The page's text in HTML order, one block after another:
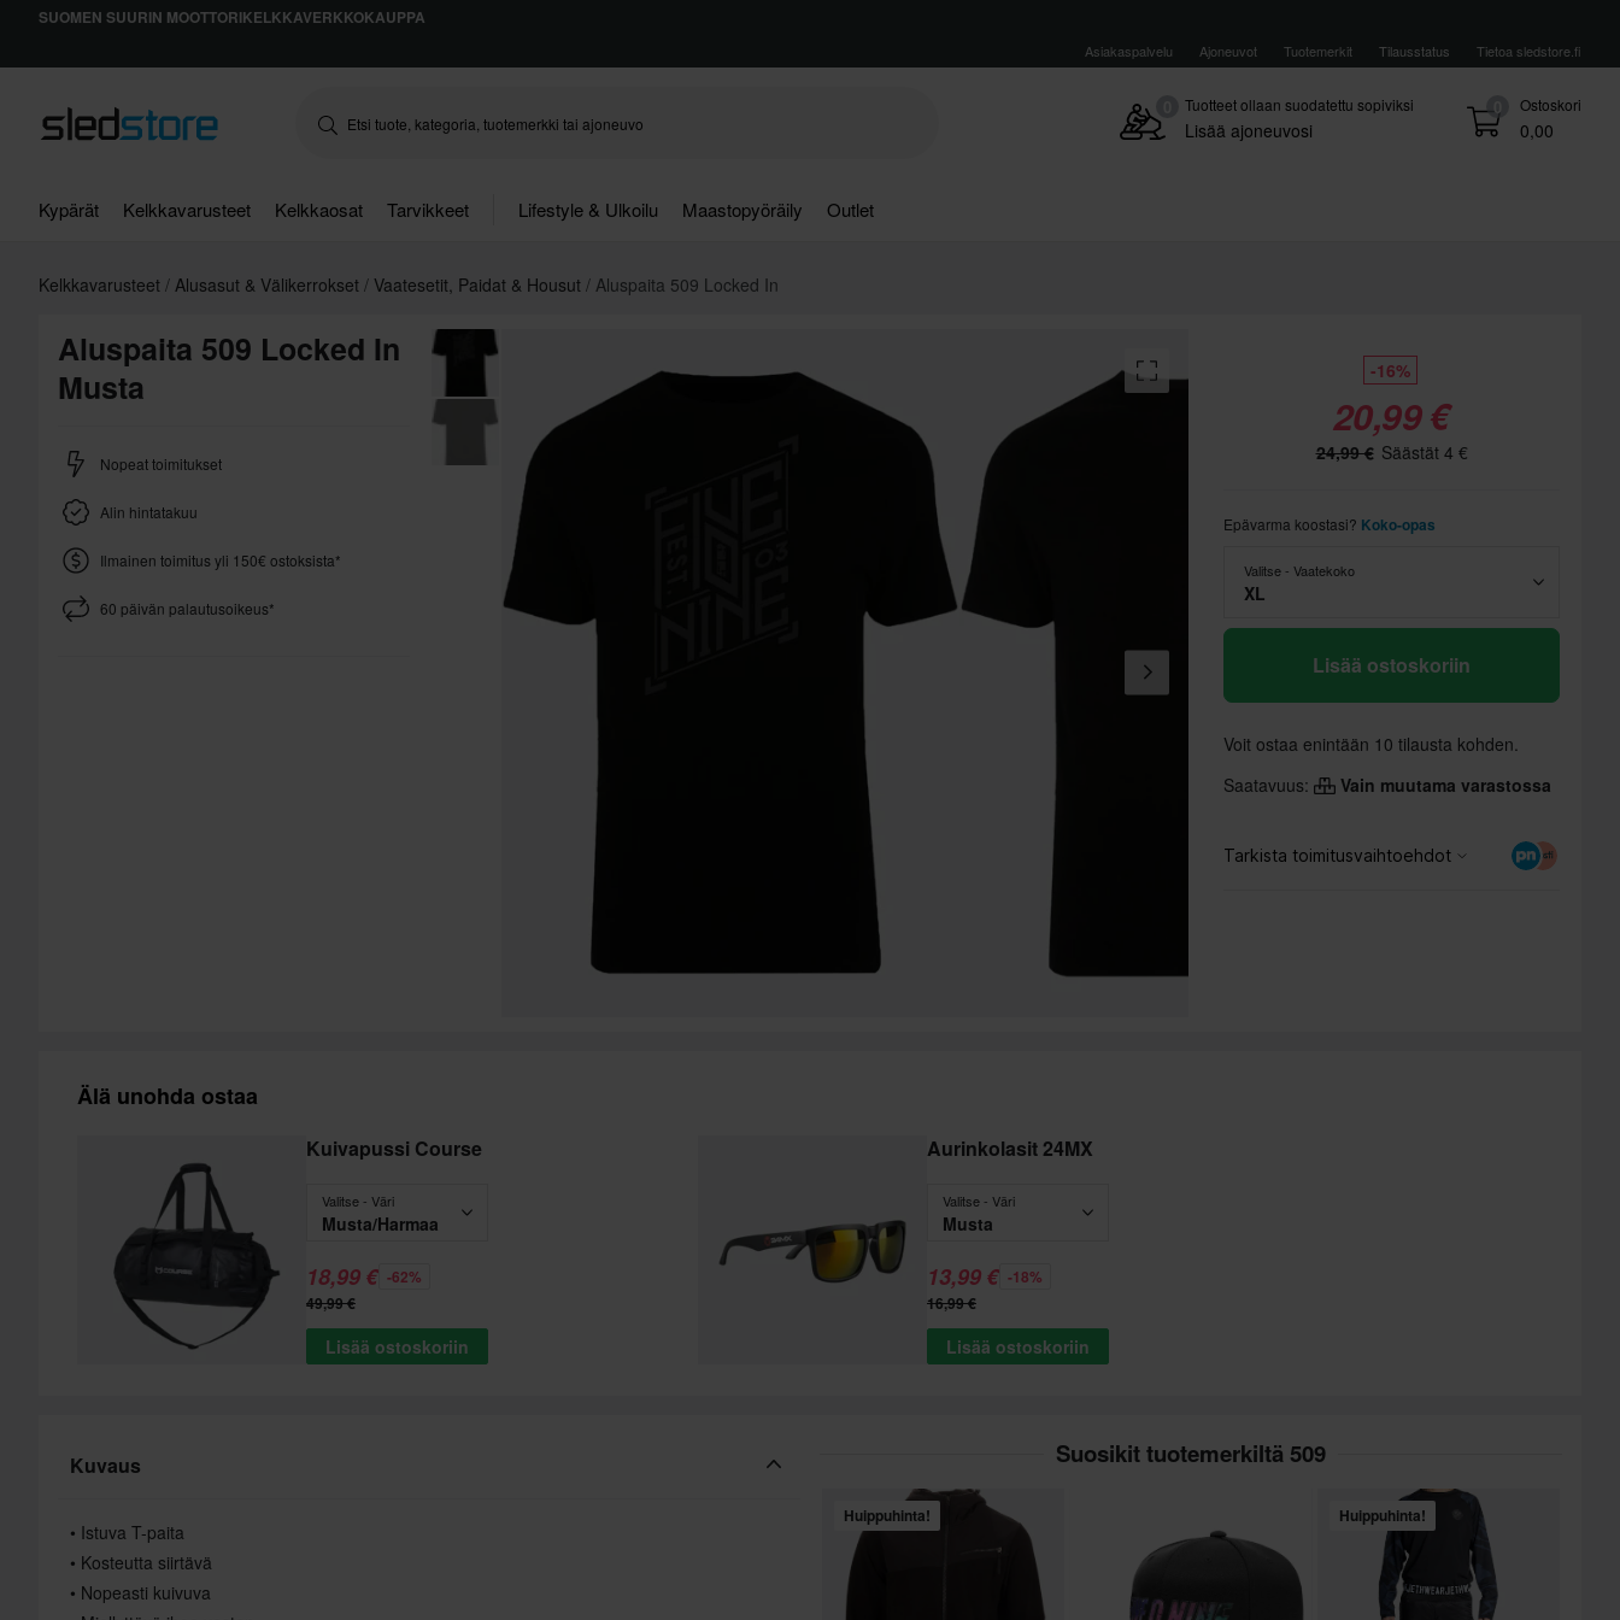
SUOMEN SUURIN MOOTTORIKELKKAVERKKOKAUPPA
Asiakaspalvelu Ajoneuvot Tuotemerkit Tilausstatus Tietoa sledstore.fi
0 Ostoskori
0,00
Tuotteet ollaan suodatettu sopiviksi
Lisää ajoneuvosi
Kypärät Kelkkavarusteet Kelkkaosat Tarvikkeet Lifestyle & Ulkoilu Maastopyöräily Outlet
Kelkkavarusteet Alusasut & Välikerrokset Vaatesetit, Paidat & Housut Aluspaita 509 Locked In
Aluspaita 509 Locked In
Musta
Nopeat toimitukset
Alin hintatakuu
Ilmainen toimitus yli 150€ ostoksista*
60 päivän palautusoikeus*
-16%
20,99 €
24,99 € Säästät 4 €
Epävarma koostasi? Koko-opas
Valitse - Vaatekoko
XL
Lisää ostoskoriin
Voit ostaa enintään 10 tilausta kohden.
Saatavuus:
Vain muutama varastossa
Älä unohda ostaa
Kuivapussi Course
Valitse - Väri
Musta/Harmaa
18,99 € -62%
49,99 €
Lisää ostoskoriin
Aurinkolasit 24MX
Valitse - Väri
Musta
13,99 € -18%
16,99 €
Lisää ostoskoriin
Kuvaus
• Istuva T-paita
• Kosteutta siirtävä
• Nopeasti kuivuva
Suosikit tuotemerkiltä 509
Huippuhinta! Huippuhinta!